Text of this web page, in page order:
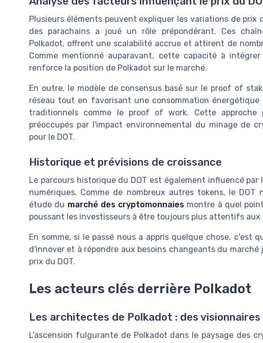
Plusieurs éléments peuvent expliquer les variations de prix
des parachains a joué un rôle prépondérant. Ces
Polkadot, offrent une scalabilité accrue et attirent de
Comme mentionné auparavant, cette capacité à
renforce la position de Polkadot sur le marché.
En outre, le modèle de consensus basé sur le proof of
réseau tout en favorisant une consommation énergétique
traditionnels comme le proof of work. Cette approche
préoccupés par l'impact environnemental du minage de
pour le DOT.
Historique et prévisions de croissance
Le parcours historique du DOT est également influencé
numériques. Comme de nombreux autres tokens, le
étude du marché des cryptomonnaies montre à quel
poussant les investisseurs à être toujours plus attentifs aux
En somme, si le passé nous a appris quelque chose, c'est
d'innover et à répondre aux besoins changeants du
prix du DOT.
Les acteurs clés derrière Polkadot
Les architectes de Polkadot : des
L'ascension fulgurante de Polkadot dans le paysage des